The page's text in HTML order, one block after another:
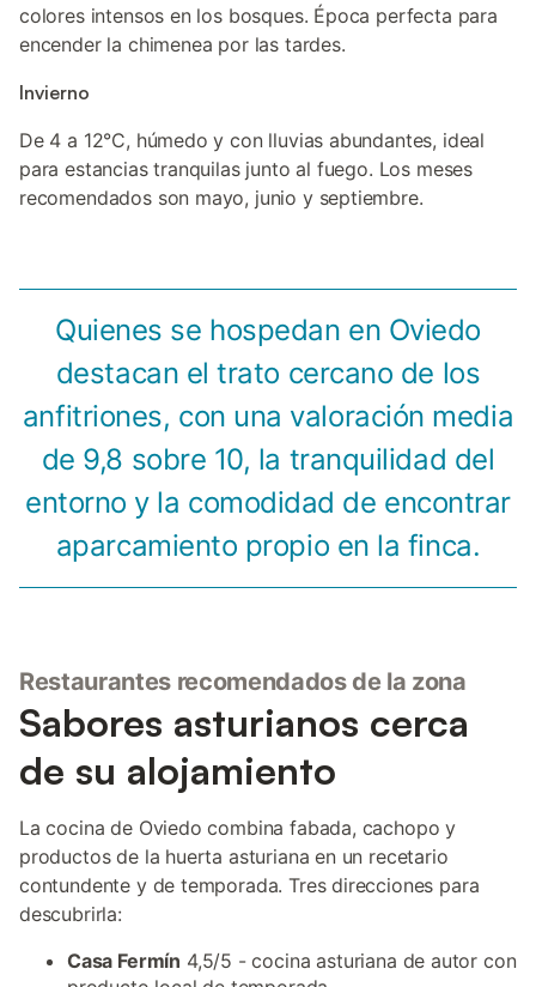
colores intensos en los bosques. Época perfecta para
encender la chimenea por las tardes.
Invierno
De 4 a 12°C, húmedo y con lluvias abundantes, ideal
para estancias tranquilas junto al fuego. Los meses
recomendados son mayo, junio y septiembre.
Quienes se hospedan en Oviedo
destacan el trato cercano de los
anfitriones, con una valoración media
de 9,8 sobre 10, la tranquilidad del
entorno y la comodidad de encontrar
aparcamiento propio en la finca.
Restaurantes recomendados de la zona
Sabores asturianos cerca
de su alojamiento
La cocina de Oviedo combina fabada, cachopo y
productos de la huerta asturiana en un recetario
contundente y de temporada. Tres direcciones para
descubrirla:
Casa Fermín 4,5/5 - cocina asturiana de autor con